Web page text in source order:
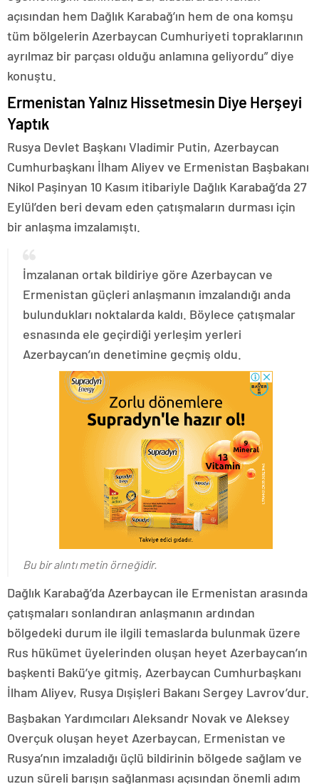
açısından hem Dağlık Karabağ’ın hem de ona komşu
tüm bölgelerin Azerbaycan Cumhuriyeti topraklarının
ayrılmaz bir parçası olduğu anlamına geliyordu” diye
konuştu.
Ermenistan Yalnız Hissetmesin Diye Herşeyi
Yaptık
Rusya Devlet Başkanı Vladimir Putin, Azerbaycan
Cumhurbaşkanı İlham Aliyev ve Ermenistan Başbakanı
Nikol Paşinyan 10 Kasım itibariyle Dağlık Karabağ’da 27
Eylül’den beri devam eden çatışmaların durması için
bir anlaşma imzalamıştı.
İmzalanan ortak bildiriye göre Azerbaycan ve
Ermenistan güçleri anlaşmanın imzalandığı anda
bulundukları noktalarda kaldı. Böylece çatışmalar
esnasında ele geçirdiği yerleşim yerleri
Azerbaycan’ın denetimine geçmiş oldu.
Bu bir alıntı metin örneğidir.
Dağlık Karabağ’da Azerbaycan ile Ermenistan arasında
çatışmaları sonlandıran anlaşmanın ardından
bölgedeki durum ile ilgili temaslarda bulunmak üzere
Rus hükümet üyelerinden oluşan heyet Azerbaycan’ın
başkenti Bakü’ye gitmiş, Azerbaycan Cumhurbaşkanı
İlham Aliyev, Rusya Dışişleri Bakanı Sergey Lavrov’dur.
Başbakan Yardımcıları Aleksandr Novak ve Aleksey
Overçuk oluşan heyet Azerbaycan, Ermenistan ve
Rusya’nın imzaladığı üçlü bildirinin bölgede sağlam ve
uzun süreli barışın sağlanması açısından önemli adım